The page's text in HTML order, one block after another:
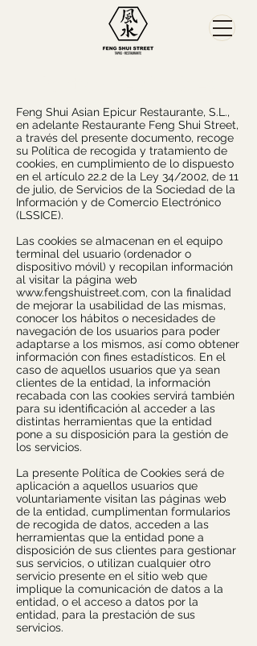
Feng Shui Asian Epicur Restaurante, S.L.,
en adelante Restaurante Feng Shui Street,
a través del presente documento, recoge
su Política de recogida y tratamiento de
cookies, en cumplimiento de lo dispuesto
en el artículo 22.2 de la Ley 34/2002, de 11
de julio, de Servicios de la Sociedad de la
Información y de Comercio Electrónico
(LSSICE).
Las cookies se almacenan en el equipo
terminal del usuario (ordenador o
dispositivo móvil) y recopilan información
al visitar la página web
www.fengshuistreet.com, con la finalidad
de mejorar la usabilidad de las mismas,
conocer los hábitos o necesidades de
navegación de los usuarios para poder
adaptarse a los mismos, así como obtener
información con fines estadísticos. En el
caso de aquellos usuarios que ya sean
clientes de la entidad, la información
recabada con las cookies servirá también
para su identificación al acceder a las
distintas herramientas que la entidad
pone a su disposición para la gestión de
los servicios.
La presente Política de Cookies será de
aplicación a aquellos usuarios que
voluntariamente visitan las páginas web
de la entidad, cumplimentan formularios
de recogida de datos, acceden a las
herramientas que la entidad pone a
disposición de sus clientes para gestionar
sus servicios, o utilizan cualquier otro
servicio presente en el sitio web que
implique la comunicación de datos a la
entidad, o el acceso a datos por la
entidad, para la prestación de sus
servicios.